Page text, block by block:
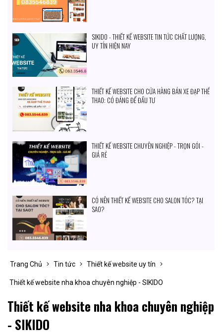
SIKIDO - THIẾT KẾ WEBSITE TIN TỨC CHẤT LƯỢNG,
UY TÍN HIỆN NAY
THIẾT KẾ WEBSITE CHO CỬA HÀNG BÁN XE ĐẠP THỂ
THAO: CÓ ĐÁNG ĐỂ ĐẦU TƯ
THIẾT KẾ WEBSITE CHUYÊN NGHIỆP - TRỌN GÓI -
GIÁ RẺ
CÓ NÊN THIẾT KẾ WEBSITE CHO SALON TÓC? TẠI
SAO?
Trang Chủ Tin tức Thiết kế website uy tín
Thiết kế website nha khoa chuyên nghiệp - SIKIDO
Thiết kế website nha khoa chuyên nghiệp
- SIKIDO